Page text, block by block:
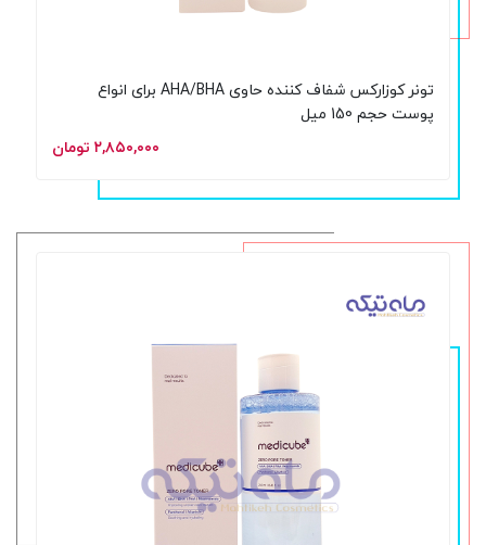
تونر کوزارکس شفاف کننده حاوی AHA/BHA برای انواع
پوست حجم 150 میل
۲,۸۵۰,۰۰۰ تومان